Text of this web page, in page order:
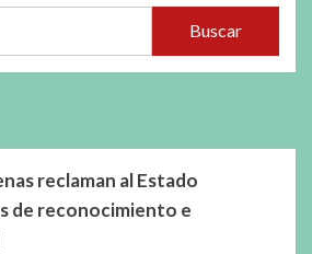
Buscar
reclaman al Estado
de reconocimiento e